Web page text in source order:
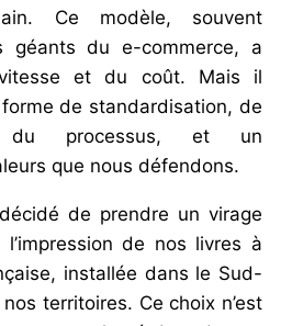
Ce modèle, souvent
géants du e-commerce, a
et du coût. Mais il
de standardisation, de
du processus, et un
que nous défendons.
de prendre un virage
de nos livres à
installée dans le Sud-
territoires. Ce choix n’est